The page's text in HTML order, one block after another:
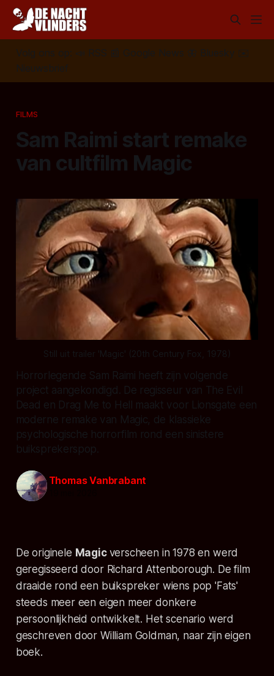
Volg ons op: 📣 RSS 📰 Google News 🦋 Bluesky
✉️
Nieuwsbrief
FILMS
Sam Raimi start remake
van cultfilm Magic
Still uit trailer 'Magic' (20th Century Fox, 1978)
Horrorlegende Sam Raimi heeft zijn volgende
project aangekondigd. De regisseur van The Evil
Dead en Drag Me to Hell maakt voor Lionsgate een
moderne remake van Magic, de klassieke
psychologische horrorfilm rond een sinistere
buiksprekerspop.
Thomas Vanbrabant
De originele Magic verscheen in 1978 en werd
geregisseerd door Richard Attenborough. De film
draaide rond een buikspreker wiens pop 'Fats'
steeds meer een eigen meer donkere
persoonlijkheid ontwikkelt. Het scenario werd
geschreven door William Goldman, naar zijn eigen
boek.